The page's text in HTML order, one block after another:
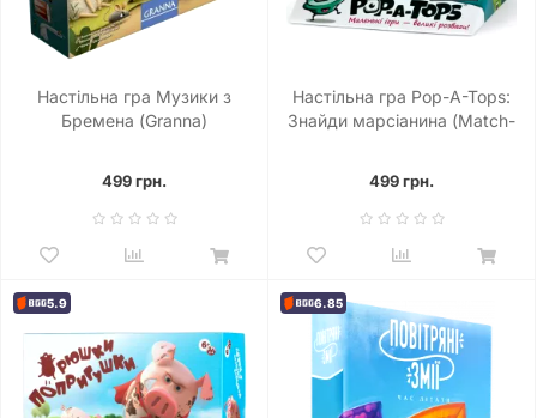
Настільна гра Музики з
Бремена (Granna)
499 грн.
Настільна гра Pop-A-Tops:
Знайди марсіанина (Match-
499 грн.
5.9 6.85